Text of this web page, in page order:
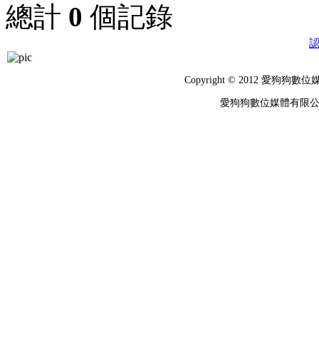
總計 0 個記錄
Copyright © 2012 愛狗狗數位
愛狗狗數位媒體有限